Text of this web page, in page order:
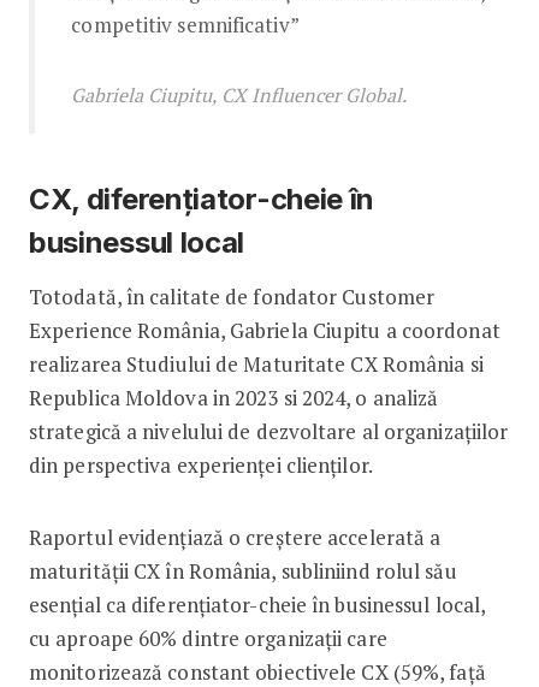
competitiv semnificativ”
Gabriela Ciupitu, CX Influencer Global.
CX, diferențiator-cheie în
businessul local
Totodată, în calitate de fondator Customer
Experience România, Gabriela Ciupitu a coordonat
realizarea Studiului de Maturitate CX România si
Republica Moldova in 2023 si 2024, o analiză
strategică a nivelului de dezvoltare al organizațiilor
din perspectiva experienței clienților.
Raportul evidențiază o creștere accelerată a
maturității CX în România, subliniind rolul său
esențial ca diferențiator-cheie în businessul local,
cu aproape 60% dintre organizații care
monitorizează constant obiectivele CX (59%, față